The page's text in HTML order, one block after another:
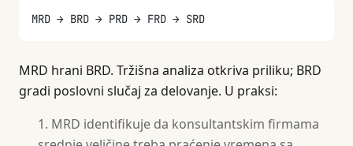
MRD → BRD → PRD → FRD → SRD
MRD hrani BRD. Tržišna analiza otkriva priliku; BRD
gradi poslovni slučaj za delovanje. U praksi:
MRD identifikuje da konsultantskim firmama